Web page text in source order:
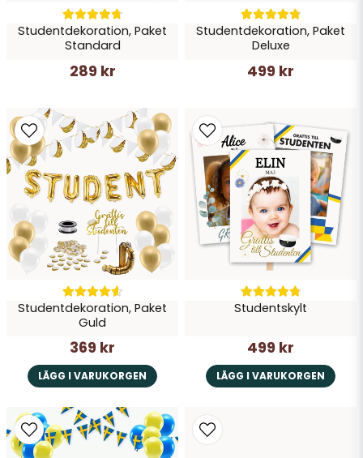
Skicka fråga
Studentdekoration, Paket
Standard
289 kr
Studentdekoration, Paket
Deluxe
499 kr
Studentdekoration, Paket
Guld
369 kr
LÄGG I VARUKORGEN
Studentskylt
499 kr
LÄGG I VARUKORGEN